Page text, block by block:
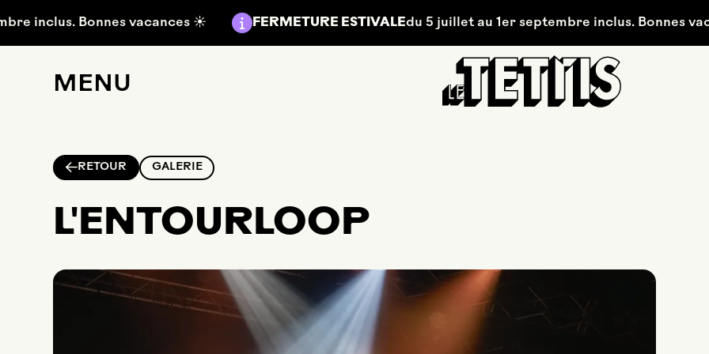
Bonnes vacances ☀️
Information :
FERMETURE ESTIVALEdu 5 juillet au 1er septembre inclus. Bonnes vacances
MENU
RETOUR GALERIE
L'ENTOURLOOP